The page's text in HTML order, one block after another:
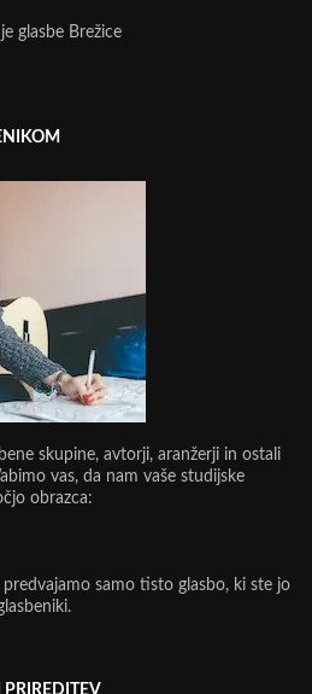
glasbe Brežice
skupine, avtorji, aranžerji in ostali
vas, da nam vaše studijske
obrazca:
samo tisto glasbo, ki ste jo